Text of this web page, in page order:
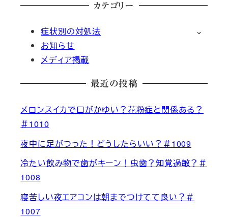
カテゴリー
症状別の対処法
お知らせ
メディア掲載
最近の投稿
メロンスイカで口がかゆい？花粉症と関係ある？
＃1010
夜中に足がつった！どうしたらいい？＃1009
冷たい飲み物で歯がキーン！虫歯？知覚過敏？＃
1008
寝苦しい夜エアコンは朝までつけてて良い？＃
1007